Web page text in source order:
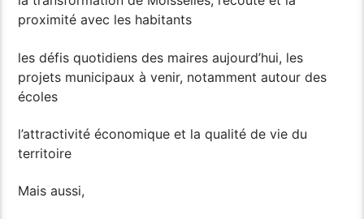
proximité avec les habitants
les défis quotidiens des maires aujourd’hui, les
projets municipaux à venir, notamment autour des
écoles
l’attractivité économique et la qualité de vie du
territoire
Mais aussi,